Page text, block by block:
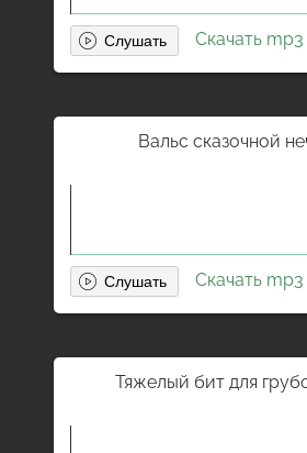
Скачать mp3
Вальс сказочной
Скачать mp3
Тяжелый бит для